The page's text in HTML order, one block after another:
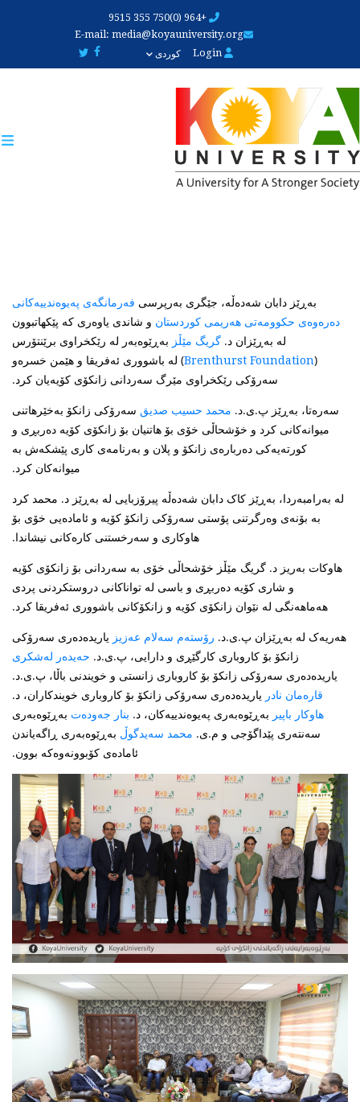
content
+964 (0)750 355 9515
E-mail: media@koyauniversity.org
Login
کوردی
بەڕێز دابان شەدەڵە، جێگری بەرپرسی فەرمانگەی پەیوەندییەکانی
دەرەوەی حکوومەتی هەریمی کوردستان و شاندی یاوەری کە پێکهاتبوون
لە بەڕێزان د. گریگ مێڵز بەڕێوەبەر لە رێکخراوی برێنتۆرس
(
Brenthurst Foundation) لە باشووری ئەفریقا و هێمن خسرەو
سەرۆکی رێکخراوی مێرگ سەردانی زانکۆی کۆیەیان کرد.
سەرەتا، بەڕێز پ.ی.د. محمد حسیب صدیق سەرۆکی زانکۆ بەخێرهاتنی
میوانەکانی کرد و خۆشحاڵی خۆی بۆ هاتنیان بۆ زانکۆی کۆیە دەربڕی و
کورتەیەکی دەربارەی زانکۆ و پلان و بەرنامەی کاری پێشکەش بە
میوانەکان کرد.
لە بەرامبەردا، بەڕێز کاک دابان شەدەڵە پیرۆزبایی لە بەڕێز د. محمد کرد
بە بۆنەی وەرگرتنی پۆستی سەرۆکی زانکۆ کۆیە و ئامادەیی خۆی بۆ
هاوکاری و سەرخستنی کارەکانی نیشاندا.
هاوکات بەریز د. گریگ مێڵز خۆشحاڵی خۆی بە سەردانی بۆ زانکۆی کۆیە
و شاری کۆیە دەربڕی و باسی لە تواناکانی دروستکردنی پردی
هەماهەنگی لە نێوان زانکۆی کۆیە و زانکۆکانی باشووری ئەفریقا کرد.
هەریەک لە بەڕێزان پ.ی.د. رۆستەم سەلام عەزیز یاریدەدەری سەرۆکی
زانکۆ بۆ کاروباری کارگێڕی و دارایی، پ.ی.د. حەیدەر لەشکری
یاریدەدەری سەرۆکی زانکۆ بۆ کاروباری زانستی و خویندنی باڵا، پ.ی.د.
قارەمان نادر یاریدەدەری سەرۆکی زانکۆ بۆ کاروباری خویندکاران، د.
هاوکار باپیر بەڕێوەبەری پەیوەندییەکان، د. بنار جەودەت بەڕێوەبەری
سەنتەری پێداگۆجی و م.ی. محمد سەیدگوڵ بەڕێوەبەری ڕاگەیاندن
ئامادەی کۆبوونەوەکە بوون.